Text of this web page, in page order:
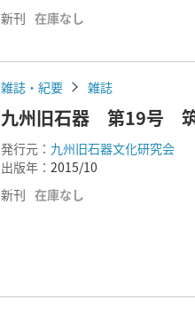
新刊 在庫なし
雑誌・紀要 雑誌
九州旧石器 第19号 筑
発行元： 九州旧石器文化研究会
出版年： 2015/10
新刊 在庫なし